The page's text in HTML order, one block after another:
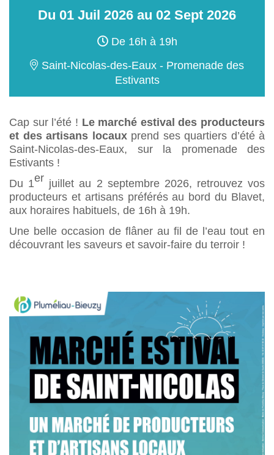
Du 01 Juil 2026 au 02 Sept 2026
De 16h à 19h
Saint-Nicolas-des-Eaux - Promenade des
Estivants
Cap sur l’été ! Le marché estival des producteurs
et des artisans locauxprend ses quartiers d’été à
Saint-Nicolas-des-Eaux, sur la promenade des
Estivants !
Du 1er juillet au 2 septembre 2026, retrouvez vos
producteurs et artisans préférés au bord du Blavet,
aux horaires habituels, de 16h à 19h.
Une belle occasion de flâner au fil de l’eau tout en
découvrant les saveurs et savoir-faire du terroir !